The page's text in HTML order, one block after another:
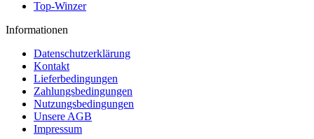
Top-Winzer
Informationen
Datenschutzerklärung
Kontakt
Lieferbedingungen
Zahlungsbedingungen
Nutzungsbedingungen
Unsere AGB
Impressum